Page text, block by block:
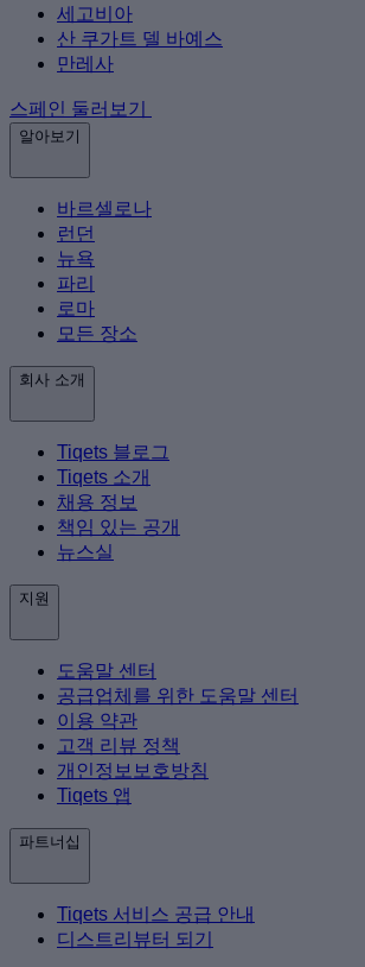
세고비아
산 쿠가트 델 바예스
만레사
스페인 둘러보기
알아보기
바르셀로나
런던
뉴욕
파리
로마
모든 장소
회사 소개
Tiqets 블로그
Tiqets 소개
채용 정보
책임 있는 공개
뉴스실
지원
도움말 센터
공급업체를 위한 도움말 센터
이용 약관
고객 리뷰 정책
개인정보보호방침
Tiqets 앱
파트너십
Tiqets 서비스 공급 안내
디스트리뷰터 되기